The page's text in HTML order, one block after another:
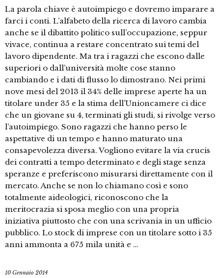
La parola chiave è autoimpiego e dovremo imparare a
farci i conti. L’alfabeto della ricerca di lavoro cambia
anche se il dibattito politico sull’occupazione, seppur
vivace, continua a restare concentrato sui temi del
lavoro dipendente. Ma tra i ragazzi che escono dalle
superiori o dall’università molte cose stanno
cambiando e i dati di flusso lo dimostrano. Nei primi
nove mesi del 2013 il 34% delle imprese aperte ha un
titolare under 35 e la stima dell’Unioncamere ci dice
che un giovane su 4, terminati gli studi, si rivolge verso
l’autoimpiego. Sono ragazzi che hanno perso le
aspettative di un tempo e hanno maturato una
consapevolezza diversa. Vogliono evitare la via crucis
dei contratti a tempo determinato e degli stage senza
speranze e preferiscono misurarsi direttamente con il
mercato. Anche se non lo chiamano così e sono
totalmente aideologici, riconoscono che la
meritocrazia si sposa meglio con una propria
iniziativa piuttosto che con una scrivania in un ufficio
pubblico. Lo stock di imprese con un titolare sotto i 35
anni ammonta a 675 mila unità e …
10 Gennaio 2014